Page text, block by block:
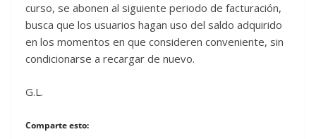
curso, se abonen al siguiente periodo de facturación,
busca que los usuarios hagan uso del saldo adquirido
en los momentos en que consideren conveniente, sin
condicionarse a recargar de nuevo.
G.L.
Comparte esto: